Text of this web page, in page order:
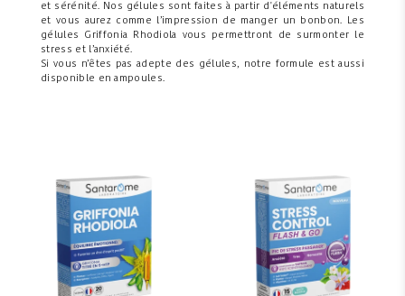
et sérénité. Nos gélules sont faites à partir d'éléments naturels
et vous aurez comme l’impression de manger un bonbon. Les
gélules Griffonia Rhodiola vous permettront de surmonter le
stress et l’anxiété.
Si vous n’êtes pas adepte des gélules, notre formule est aussi
disponible en ampoules.